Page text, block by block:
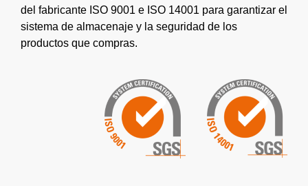
del fabricante ISO 9001 e ISO 14001 para garantizar el
sistema de almacenaje y la seguridad de los
productos que compras.